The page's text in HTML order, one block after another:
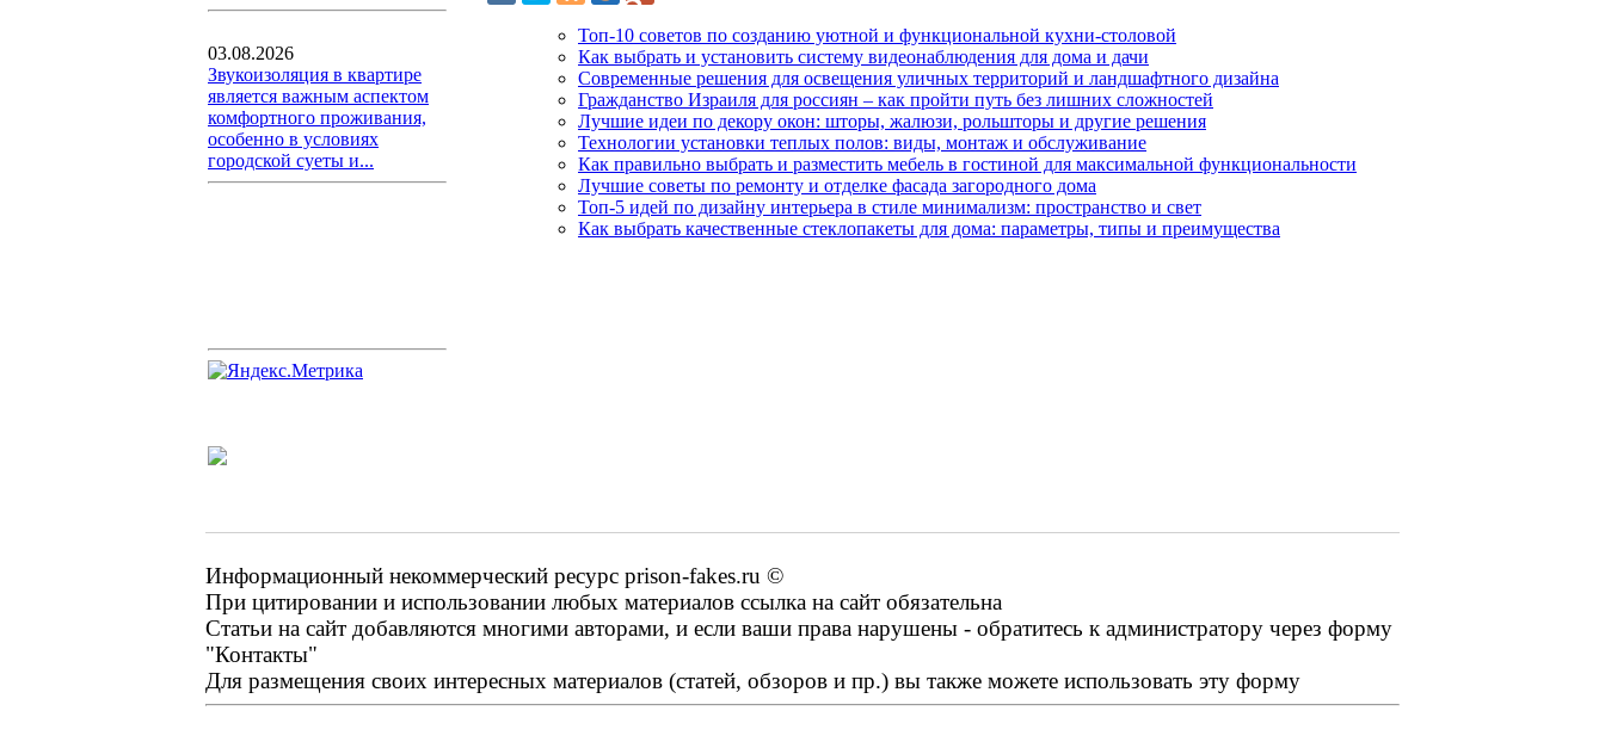
03.08.2026
Звукоизоляция в квартире
является важным аспектом
комфортного проживания,
особенно в условиях
городской суеты и...
Топ-10 советов по созданию уютной и функциональной кухни-столовой
Как выбрать и установить систему видеонаблюдения для дома и дачи
Современные решения для освещения уличных территорий и ландшафтного дизайна
Гражданство Израиля для россиян – как пройти путь без лишних сложностей
Лучшие идеи по декору окон: шторы, жалюзи, рольшторы и другие решения
Технологии установки теплых полов: виды, монтаж и обслуживание
Как правильно выбрать и разместить мебель в гостиной для максимальной функциональности
Лучшие советы по ремонту и отделке фасада загородного дома
Топ-5 идей по дизайну интерьера в стиле минимализм: пространство и свет
Как выбрать качественные стеклопакеты для дома: параметры, типы и преимущества
Информационный некоммерческий ресурс prison-fakes.ru ©
При цитировании и использовании любых материалов ссылка на сайт обязательна
Статьи на сайт добавляются многими авторами, и если ваши права нарушены - обратитесь к администратору через форму
"Контакты"
Для размещения своих интересных материалов (статей, обзоров и пр.) вы также можете использовать эту форму